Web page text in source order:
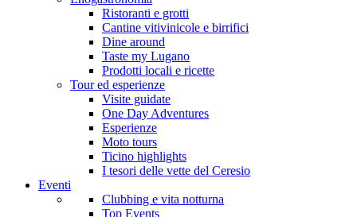
Ristoranti e grotti
Cantine vitivinicole e birrifici
Dine around
Taste my Lugano
Prodotti locali e ricette
Tour ed esperienze
Visite guidate
One Day Adventures
Esperienze
Moto tours
Ticino highlights
I tesori delle vette del Ceresio
Eventi
Clubbing e vita notturna
Top Events